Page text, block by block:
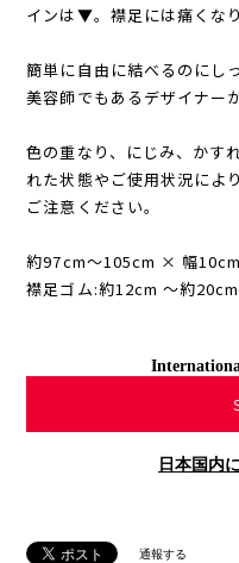
インは▼。襟足には痛くな
簡単に自由に結べるのにし
美容師でもあるデザイナー
色の重なり、にじみ、かす
れた状態やご使用状況によ
ご注意ください。
約97cm〜105cm × 幅10cm
襟足ゴム:約12cm 〜約20cm
日本国内
通報する